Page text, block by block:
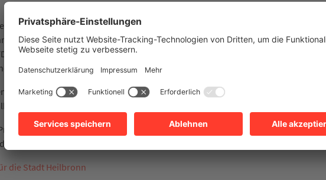
Wahlbeteiligung im Wahlkreis 267 Heilbronn bei 75,9 Prozent. Von den
Erststimme 27,8 Prozent Alexander Throm (CDU) und 24,3 Prozent Josip
stimmten 13,7 Prozent, für Franziska Gminder (AfD) 12,8 Prozent und für
12,7 Prozent.
Ergebnis zum zweiten Mal in Folge das Direktmandat für den Deutschen
Heilbronn durch Josip Juratovic und Michael Link in Berlin vertreten.
an die CDU, 22,6 Prozent an die SPD, 16,2 Prozent an die FDP, 13,2 Prozent
90/Die Grünen. Auf sonstige Parteien entfielen 11,1 Prozent der Stimmen.
die Stadt Heilbronn